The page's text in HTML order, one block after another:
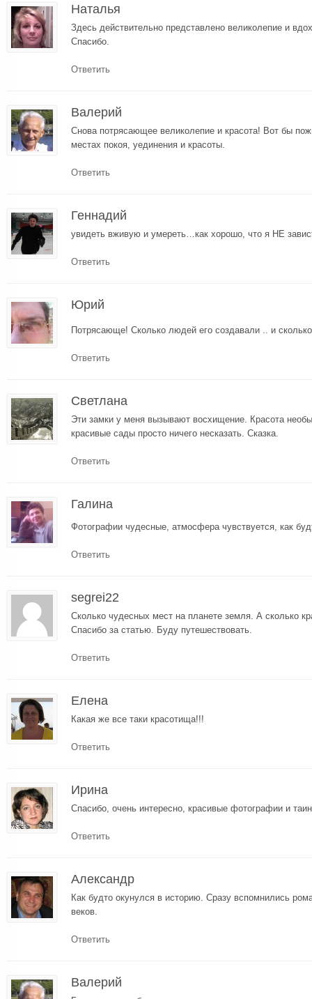
Наталья
Здесь действительно представлено великолепие и
Спасибо.
Ответить
Валерий
Cнова потрясающее великолепие и красота! Вот бы
местах покоя, уединения и красоты.
Ответить
Геннадий
увидеть вживую и умереть…как хорошо, что я НЕ
Ответить
Юрий
Потрясающе! Сколько людей его создавали .. и
Ответить
Светлана
Эти замки у меня вызывают восхищение. Красота
красивые сады просто ничего несказать. Сказка.
Ответить
Галина
Фотографии чудесные, атмосфера чувствуется, как
Ответить
segrei22
Cколько чудесных мест на планете земля. А сколько
Спасибо за статью. Буду путешествовать.
Ответить
Елена
Какая же все таки красотища!!!
Ответить
Ирина
Спасибо, очень интересно, красивые фотографии и
Ответить
Александр
Как будто окунулся в историю. Сразу вспомнились
веков.
Ответить
Валерий